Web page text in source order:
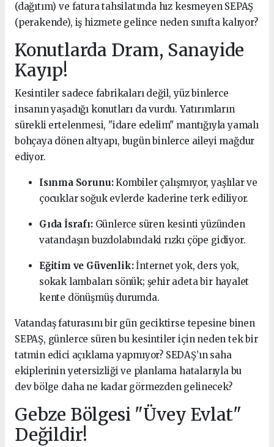
(dağıtım) ve fatura tahsilatında hız kesmeyen SEPAŞ
(perakende), iş hizmete gelince neden sınıfta kalıyor?
Konutlarda Dram, Sanayide
Kayıp!
Kesintiler sadece fabrikaları değil, yüz binlerce
insanın yaşadığı konutları da vurdu. Yatırımların
sürekli ertelenmesi, "idare edelim" mantığıyla yamalı
bohçaya dönen altyapı, bugün binlerce aileyi mağdur
ediyor.
Isınma Sorunu:Kombiler çalışmıyor, yaşlılar ve
çocuklar soğuk evlerde kaderine terk ediliyor.
Gıda İsrafı:Günlerce süren kesinti yüzünden
vatandaşın buzdolabındaki rızkı çöpe gidiyor.
Eğitim ve Güvenlik:İnternet yok, ders yok,
sokak lambaları sönük; şehir adeta bir hayalet
kente dönüşmüş durumda.
Vatandaş faturasını bir gün geciktirse tepesine binen
SEPAŞ, günlerce süren bu kesintiler için neden tek bir
tatmin edici açıklama yapmıyor? SEDAŞ’ın saha
ekiplerinin yetersizliği ve planlama hatalarıyla bu
dev bölge daha ne kadar görmezden gelinecek?
Gebze Bölgesi "Üvey Evlat"
Değildir!